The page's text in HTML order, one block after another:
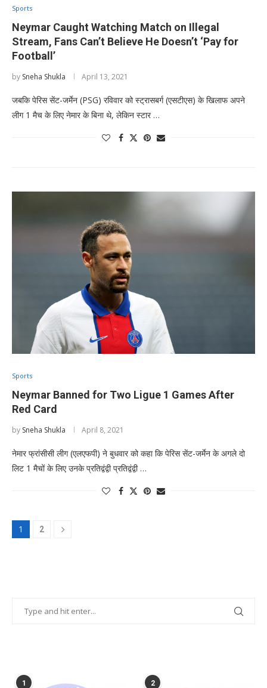
Sports
Neymar Caught Watching Match on Illegal
Stream, Fans Can’t Believe He Doesn’t ‘Pay for
Football’
by Sneha Shukla April 13, 2021
जबकि पेरिस सेंट-जर्मेन (PSG) रविवार को स्ट्रासबर्ग (एसटीएस) के खिलाफ अपने
लीग 1 मैच के लिए नेमार के बिना थे, लेकिन स्टार …
Sports
Neymar Banned for Two Ligue 1 Games After
Red Card
by Sneha Shukla April 8, 2021
नेमार फ्रांसीसी लीग (एलएफपी) ने बुधवार को कहा कि पेरिस सेंट-जर्मेन के अगले दो
लिट 1 मैचों के लिए उनके प्रतिद्वंद्वी प्रतिद्वंद्वी …
1 2
1 2